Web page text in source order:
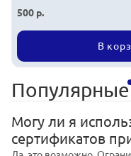
500 р.
В
Могу ли я
сертификатов